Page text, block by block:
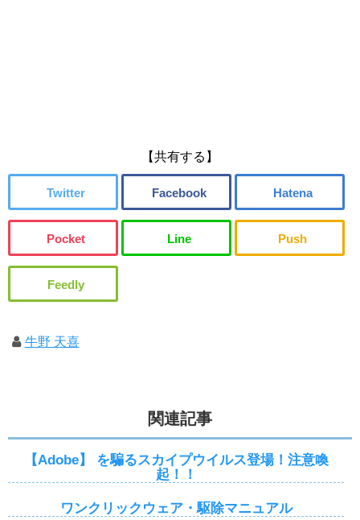
【共有する】
牛野 天喜
関連記事
【Adobe】 を騙るスカイプウイルス登場！注意喚
起！！
ワンクリックウェア・駆除マニュアル